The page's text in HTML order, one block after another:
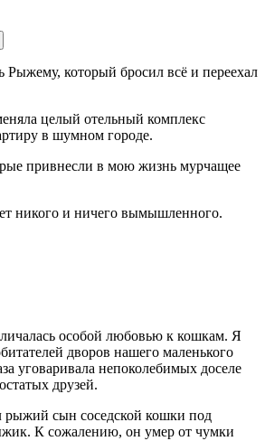
Рыжему, который бросил всё и переехал
целый отельный комплекс
в шумном городе.
привнесли в мою жизнь мурчащее
никого и ничего вымышленного.
особой любовью к кошкам. Я
дворов нашего маленького
уговаривала непоколебимых доселе
друзей.
рыжий сын соседской кошки под
К сожалению, он умер от чумки